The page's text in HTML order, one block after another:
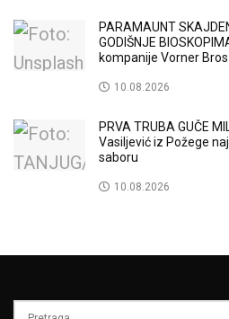
PARAMAUNT
GODIŠNJE
kompanije Vorner
10.08.2026
PRVA TRUBA GUČE
Vasiljević iz Požege
saboru
10.08.2026